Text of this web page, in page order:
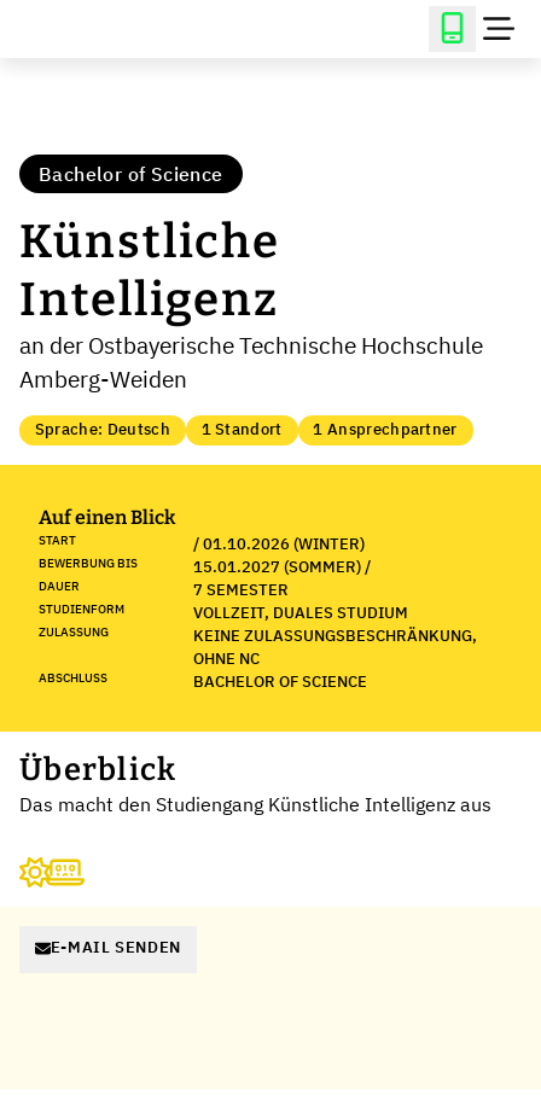
Bachelor of Science
Künstliche
Intelligenz
an der Ostbayerische Technische Hochschule
Amberg-Weiden
Sprache: Deutsch 1 Standort 1 Ansprechpartner
Auf einen Blick
START / 01.10.2026 (WINTER)
BEWERBUNG BIS 15.01.2027 (SOMMER) /
DAUER 7 SEMESTER
STUDIENFORM VOLLZEIT, DUALES STUDIUM
ZULASSUNG
KEINE ZULASSUNGSBESCHRÄNKUNG,
OHNE NC
ABSCHLUSS BACHELOR OF SCIENCE
Überblick
Das macht den Studiengang Künstliche Intelligenz aus
E-MAIL SENDEN